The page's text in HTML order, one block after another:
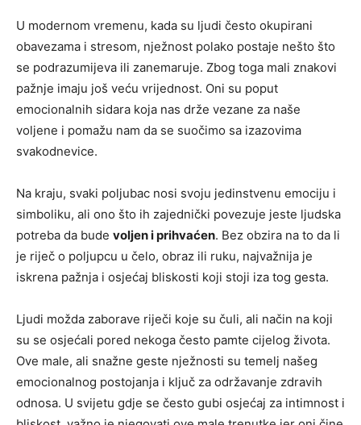
U modernom vremenu, kada su ljudi često okupirani
obavezama i stresom, nježnost polako postaje nešto što
se podrazumijeva ili zanemaruje. Zbog toga mali znakovi
pažnje imaju još veću vrijednost. Oni su poput
emocionalnih sidara koja nas drže vezane za naše
voljene i pomažu nam da se suočimo sa izazovima
svakodnevice.
Na kraju, svaki poljubac nosi svoju jedinstvenu emociju i
simboliku, ali ono što ih zajednički povezuje jeste ljudska
potreba da bude voljen i prihvaćen. Bez obzira na to da li
je riječ o poljupcu u čelo, obraz ili ruku, najvažnija je
iskrena pažnja i osjećaj bliskosti koji stoji iza tog gesta.
Ljudi možda zaborave riječi koje su čuli, ali način na koji
su se osjećali pored nekoga često pamte cijelog života.
Ove male, ali snažne geste nježnosti su temelj našeg
emocionalnog postojanja i ključ za održavanje zdravih
odnosa. U svijetu gdje se često gubi osjećaj za intimnost i